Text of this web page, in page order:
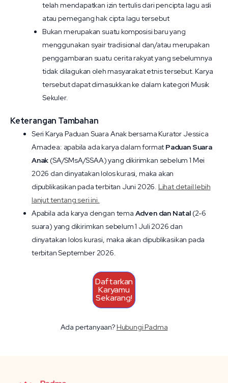
telah mendapatkan izin tertulis dari pencipta lagu asli
atau pemegang hak cipta lagu tersebut
Bukan merupakan suatu komposisi baru yang
menggunakan syair tradisional dan/atau merupakan
penggambaran suatu cerita rakyat yang sebelumnya
tidak dilagukan oleh masyarakat etnis tersebut. Karya
tersebut dapat dimasukkan ke dalam kategori Musik
Sekuler.
Keterangan Tambahan
Seri Karya Paduan Suara Anak bersama Kurator Jessica
Amadea: apabila ada karya dalam format Paduan Suara
Anak (SA/SMsA/SSAA) yang dikirimkan sebelum 1 Mei
2026 dan dinyatakan lolos kurasi, maka akan
dipublikasikan pada terbitan Juni 2026. Lihat detail lebih
lanjut tentang seri ini.
Apabila ada karya dengan tema Adven dan Natal(2-6
suara) yang dikirimkan sebelum 1 Juli 2026 dan
dinyatakan lolos kurasi, maka akan dipublikasikan pada
terbitan September 2026.
Daftarkan
Karyamu
Sekarang!
Ada pertanyaan? Hubungi Padma